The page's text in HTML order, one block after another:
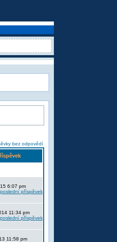
bez odpovědí
6:07 pm
11:34 pm
11:58 pm